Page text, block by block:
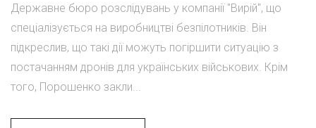
Державне бюро розслідувань у компанії "Вирій", що
спеціалізується на виробництві безпілотників. Він
підкреслив, що такі дії можуть погіршити ситуацію з
постачанням дронів для українських військових. Крім
того, Порошенко закли...